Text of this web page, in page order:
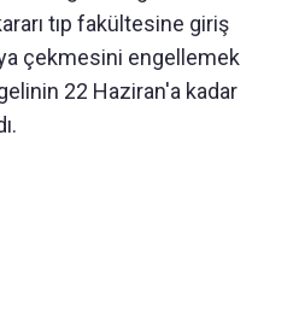
tıp fakültesine giriş
çekmesini engellemek
22 Haziran'a kadar